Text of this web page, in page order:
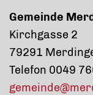
Gemeinde
Kirchgasse 2
79291
Telefon 0049